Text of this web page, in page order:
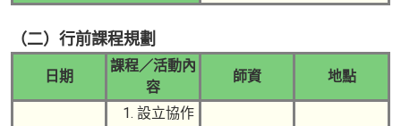
（二）行前課程規劃
日期
課程／活動內
容
師資 地點
設立協作